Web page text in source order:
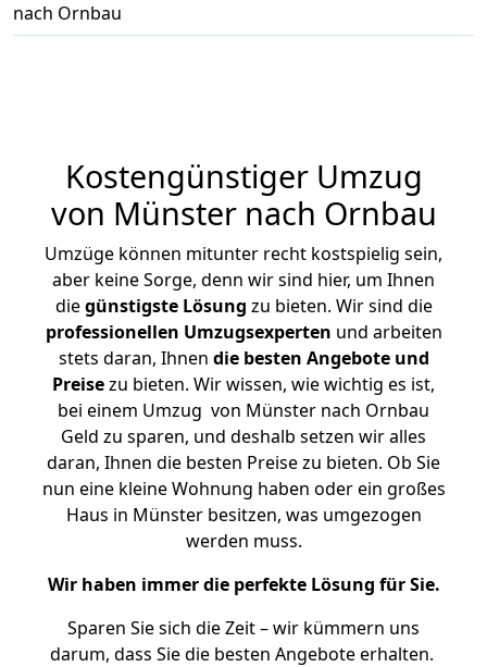
nach Ornbau
Kostengünstiger Umzug
von Münster nach Ornbau
Umzüge können mitunter recht kostspielig sein,
aber keine Sorge, denn wir sind hier, um Ihnen
diegünstigste Lösung zu bieten. Wir sind die
professionellen Umzugsexperten und arbeiten
stets daran, Ihnen die besten Angebote und
Preisezu bieten. Wir wissen, wie wichtig es ist,
bei einem Umzug von Münster nach Ornbau
Geld zu sparen, und deshalb setzen wir alles
daran, Ihnen die besten Preise zu bieten. Ob Sie
nun eine kleine Wohnung haben oder ein großes
Haus in Münster besitzen, was umgezogen
werden muss.
Wir haben immer die perfekte Lösung für Sie.
Sparen Sie sich die Zeit – wir kümmern uns
darum, dass Sie die besten Angebote erhalten.